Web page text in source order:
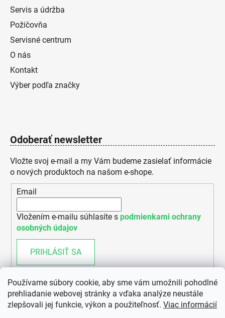
Používame súbory cookie, aby sme vám umožnili pohodlné
prehliadanie webovej stránky a vďaka analýze neustále
zlepšovali jej funkcie, výkon a použiteľnosť. Viac informácií
Servis a údržba
Požičovňa
Servisné centrum
O nás
Kontakt
Výber podľa značky
Odoberať newsletter
Vložte svoj e-mail a my Vám budeme zasielať informácie
o nových produktoch na našom e-shope.
Email
Vložením e-mailu súhlasíte s podmienkami ochrany
osobných údajov
PRIHLÁSIŤ SA